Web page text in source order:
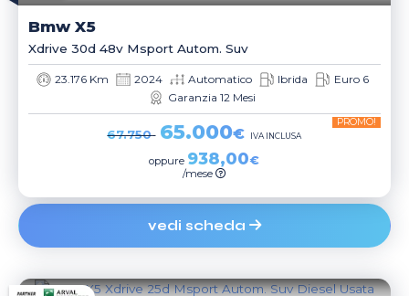
Bmw X5
Xdrive 30d 48v Msport Autom. Suv
23.176 Km 2024 Automatico Ibrida
Euro 6
Garanzia 12 Mesi
67.750 65.000€
PROMO!
IVA INCLUSA
oppure 938,00€
/mese
vedi scheda